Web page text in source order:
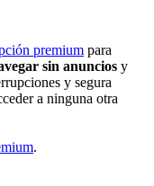
premium para
sin anuncios y
y segura
a ninguna otra
.